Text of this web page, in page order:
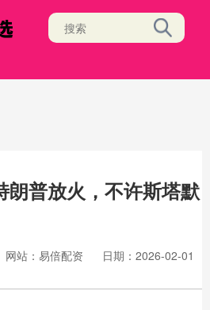
朗普放火，不许斯塔默
网站：易倍配资
日期：2026-02-01